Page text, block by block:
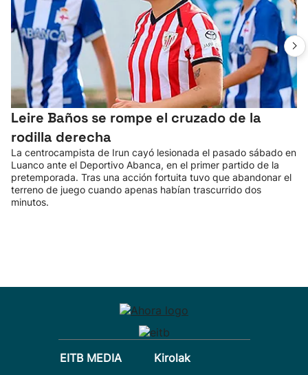
Leire Baños se rompe el cruzado de la
rodilla derecha
La centrocampista de Irun cayó lesionada el pasado sábado en
Luanco ante el Deportivo Abanca, en el primer partido de la
pretemporada. Tras una acción fortuita tuvo que abandonar el
terreno de juego cuando apenas habían trascurrido dos
minutos.
EITB MEDIA
Kirolak